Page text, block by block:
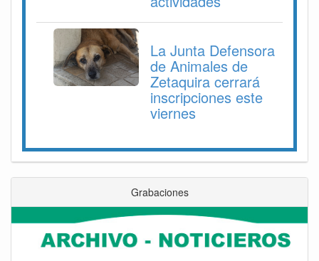
La Junta Defensora
de Animales de
Zetaquira cerrará
inscripciones este
viernes
Grabaciones